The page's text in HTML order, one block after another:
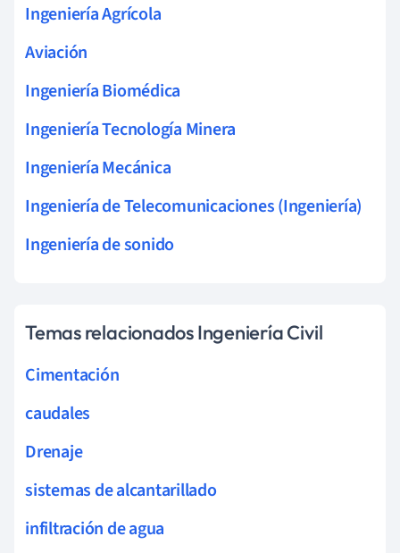
Ingeniería Agrícola
Aviación
Ingeniería Biomédica
Ingeniería Tecnología Minera
Ingeniería Mecánica
Ingeniería de Telecomunicaciones (Ingeniería)
Ingeniería de sonido
Temas relacionados Ingeniería Civil
Cimentación
caudales
Drenaje
sistemas de alcantarillado
infiltración de agua